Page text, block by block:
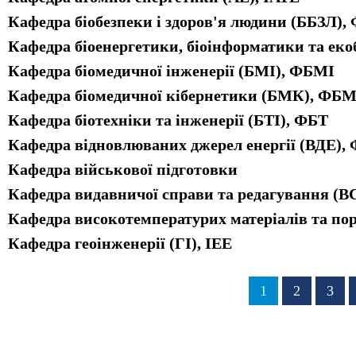
Кафедра біобезпеки і здоров'я людини
Кафедра біоенергетики, біоінформатики та
Кафедра біомедичної інженерії (БМІ), ФБМІ
Кафедра біомедичної кібернетики (БМК),
Кафедра біотехніки та інженерії (БТІ), ФБТ
Кафедра відновлюваних джерел енергії
Кафедра військової підготовки
Кафедра видавничої справи та редагування
Кафедра високотемпературих матеріалів та
Кафедра геоінженерії (ГІ), ІЕЕ
Сторінка
1 Сторінка
2 3